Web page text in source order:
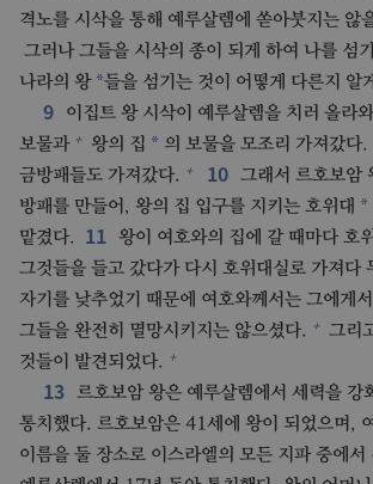
격노를 시삭을 통해 예루살렘에 쏟아붓지는 않
그러나 그들을 시삭의 종이 되게 하여 나를 섬
나라의 왕 *들을 섬기는 것이 어떻게 다른지 알
9
이집트 왕 시삭이 예루살렘을 치러 올라
보물과 + 왕의 집 * 의 보물을 모조리 가져갔다
금방패들도 가져갔다. + 10 그래서 르호보암
방패를 만들어, 왕의 집 입구를 지키는 호위대 *
맡겼다.
11 왕이 여호와의 집에 갈 때마다 호
그것들을 들고 갔다가 다시 호위대실로 가져다
자기를 낮추었기 때문에 여호와께서는 그에게
그들을 완전히 멸망시키지는 않으셨다. + 그리
것들이 발견되었다. +
13 르호보암 왕은 예루살렘에서 세력을 강
통치했다. 르호보암은 41세에 왕이 되었으며,
이름을 둘 장소로 이스라엘의 모든 지파 중에서